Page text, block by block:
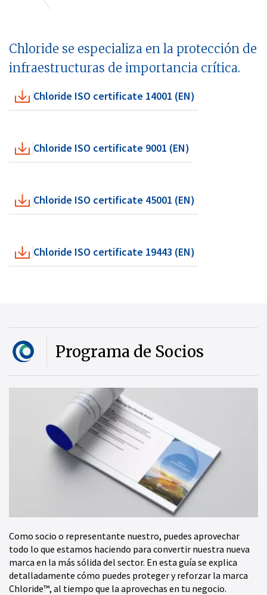
Chloride se especializa en la protección de
infraestructuras de importancia crítica.
Chloride ISO certificate 14001 (EN)
Chloride ISO certificate 9001 (EN)
Chloride ISO certificate 45001 (EN)
Chloride ISO certificate 19443 (EN)
Programa de Socios
Como socio o representante nuestro, puedes aprovechar
todo lo que estamos haciendo para convertir nuestra nueva
marca en la más sólida del sector. En esta guía se explica
detalladamente cómo puedes proteger y reforzar la marca
Chloride™, al tiempo que la aprovechas en tu negocio.